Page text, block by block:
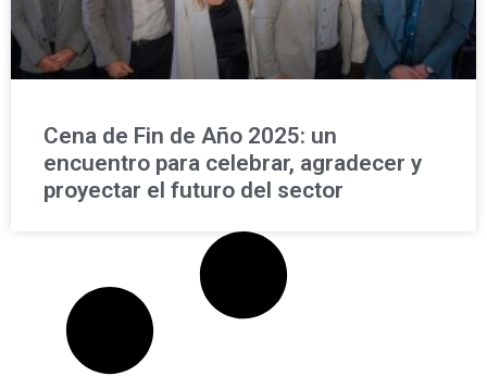
Cena de Fin de Año 2025: un
encuentro para celebrar, agradecer y
proyectar el futuro del sector